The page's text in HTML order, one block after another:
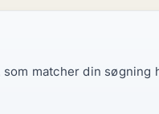
matcher din